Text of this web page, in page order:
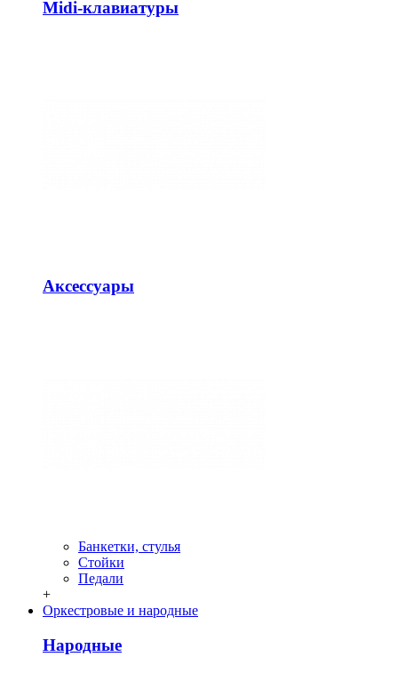
Midi-клавиатуры
Аксессуары
Банкетки, стулья
Стойки
Педали
+
Оркестровые и народные
Народные